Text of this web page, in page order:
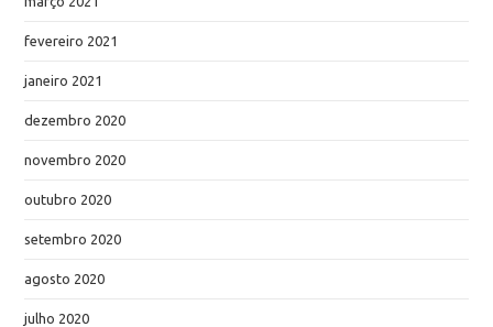
fevereiro 2021
janeiro 2021
dezembro 2020
novembro 2020
outubro 2020
setembro 2020
agosto 2020
julho 2020